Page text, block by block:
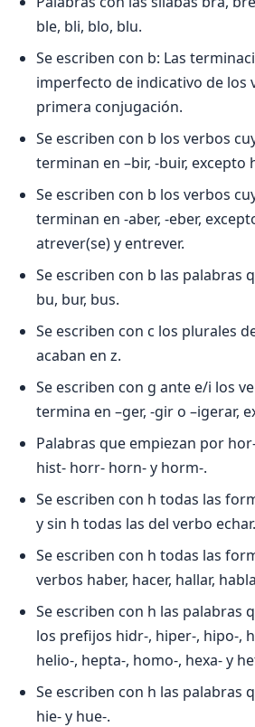
ble, bli, blo, blu.
Se escriben con b: Las
imperfecto de indicativo de los
primera conjugación.
Se escriben con b los verbos
terminan en –bir, -buir, excepto
Se escriben con b los verbos
terminan en -aber, -eber,
atrever(se) y entrever.
Se escriben con b las palabras
bu, bur, bus.
Se escriben con c los plurales
acaban en z.
Se escriben con g ante e/i los
termina en –ger, -gir o –igerar,
Palabras que empiezan por
hist- horr- horn- y horm-.
Se escriben con h todas las
y sin h todas las del verbo echar.
Se escriben con h todas las
verbos haber, hacer, hallar,
Se escriben con h las palabras
los prefijos hidr-, hiper-, hipo-,
helio-, hepta-, homo-, hexa- y
Se escriben con h las palabras
hie- y hue-.